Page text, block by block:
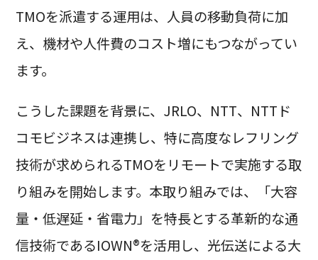
TMOを派遣する運用は、人員の移動負荷に加
え、機材や人件費のコスト増にもつながってい
ます。
こうした課題を背景に、JRLO、NTT、NTTド
コモビジネスは連携し、特に高度なレフリング
技術が求められるTMOをリモートで実施する取
り組みを開始します。本取り組みでは、「大容
量・低遅延・省電力」を特長とする革新的な通
信技術であるIOWN®を活用し、光伝送による大